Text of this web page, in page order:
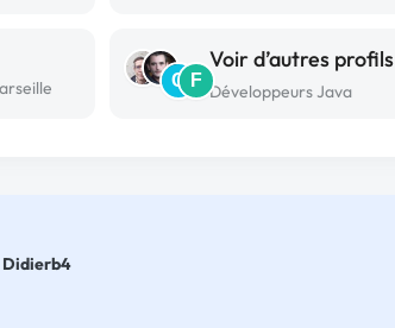
C F
Voir d’autres profils
Développeurs Java
Didierb4